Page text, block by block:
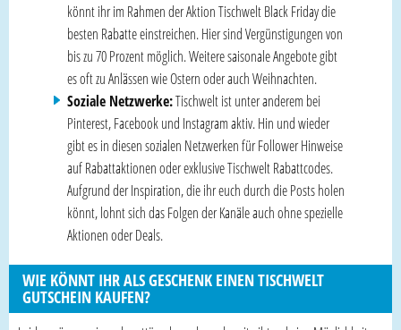
könnt ihr im Rahmen der Aktion Tischwelt Black Friday die
besten Rabatte einstreichen. Hier sind Vergünstigungen von
bis zu 70 Prozent möglich. Weitere saisonale Angebote gibt
es oft zu Anlässen wie Ostern oder auch Weihnachten.
Soziale Netzwerke:Tischwelt ist unter anderem bei
Pinterest, Facebook und Instagram aktiv. Hin und wieder
gibt es in diesen sozialen Netzwerken für Follower Hinweise
auf Rabattaktionen oder exklusive Tischwelt Rabattcodes.
Aufgrund der Inspiration, die ihr euch durch die Posts holen
könnt, lohnt sich das Folgen der Kanäle auch ohne spezielle
Aktionen oder Deals.
WIE KÖNNT IHR ALS GESCHENK EINEN TISCHWELT
GUTSCHEIN KAUFEN?